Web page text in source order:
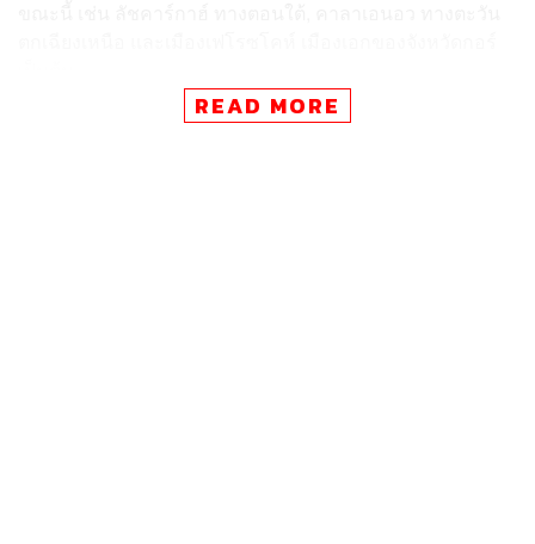
นอกจากกรุงคาบูลที่ยังคงอยู่ภายใต้การควบคุมของรัฐบาล
READ MORE